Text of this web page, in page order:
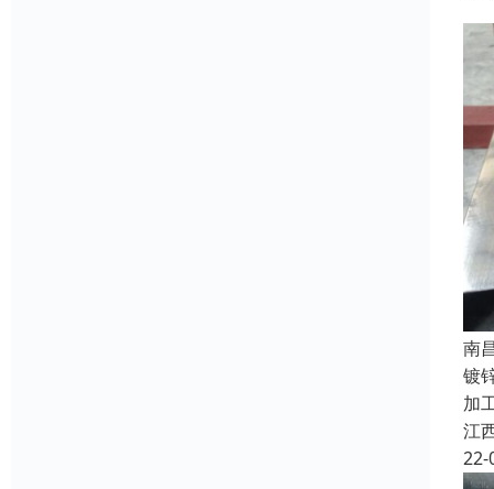
南
镀
加
江
22-